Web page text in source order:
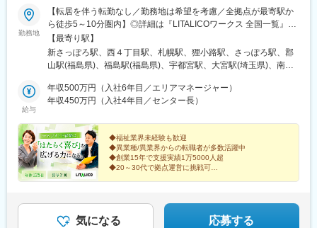
※資格取得に必要な外部講習や試験は出社扱い・費用全額支給し全
面的にバックアップいたします。
■キャリアアップの流れ（例）
・1年目：初任者研修取得。基礎的な介護技術を身に付ける。
・2,3年目：実務者研修終了。後輩指導にも関わる存在へ。
・3年目以降：介護福祉士取得。現場リーダーやサービス提供責任
者へ。
・5年目以降：計画作成担当やケアマネージャーなど、専門職とし
■1日のスケジュール（例）
8：00 事業所へ出勤、訪問先の確認と準備
9：00 A様宅 デイサービスの送り出し
10：30 B様宅 掃除・洗濯
15：00 D様宅 排泄介助・掃除
勤務地
【転居を伴う転勤なし／勤務地は希望を考慮／全拠点が最寄駅か
ら徒歩5～10分圏内】◎詳細は『LITALICOワークス 全国一覧』の
検索でご確認いただけます。■北海道：札幌、函館■福島県：福
島、郡山■栃木県：宇都宮■埼玉県：さいたま、和光、所沢、越
谷、草加、朝霞■千葉県：千葉、柏、船橋、松戸、市原■東京都：
横須賀、大和、厚木■静岡県：静岡、浜松、富士■愛知県：名古
屋、春日井、尾張旭、豊明、一宮、豊田、岡崎■新潟県：新潟■富
宇治■岡山県：倉敷■広島県：広島、福山■熊本県：熊本■福岡県：
久留米※上記には新規開設予定（住所未確定）の拠点もございま
す。※上記以外の拠点希望も歓迎※別拠点（ご希望エリア内）での
ご案内になる可能性あり※受動喫煙対策：屋内全面禁煙★全国に拠
点があり事例も豊富！共通の相談チャットで、拠点を超えて相談
【最寄り駅】
新さっぽろ駅、西４丁目駅、札幌駅、狸小路駅、さっぽろ駅、郡
山駅(福島県)、福島駅(福島県)、宇都宮駅、大宮駅(埼玉県)、南与
柏駅、西船橋駅、松戸駅、水道橋駅、錦糸町駅、岩本町駅、日暮
里駅(舎人ライナー)、葛西駅、新板橋駅、亀有駅、新小岩駅、向原
中目黒駅、南新宿駅、新宿御苑前駅、京王八王子駅、三鷹駅、府
中駅(東京都)、立川南駅、立川北駅、センター南駅、新横浜駅、関
内駅、桜木町駅、戸塚駅、京急川崎駅、川崎駅、二俣川駅、本厚
木駅、新潟駅、新静岡駅、浜松駅、丸の内駅(愛知県)、名鉄名古屋
駅、久屋大通駅、岩塚駅、高蔵寺駅、藤が丘駅(愛知県)、八事駅、
崎駅、北新地駅、大阪梅田駅(阪急線)、西梅田駅、西中島南方駅、
石橋阪大前駅、京都河原町駅、烏丸御池駅、大宮駅(京都府)、京都
給与
年収500万円（入社6年目／エリアマネージャー）
年収450万円（入社4年目／センター長）
◆福祉業界未経験も歓迎
◆異業種/異業界からの転職者が多数活躍中
◆創業15年で支援実績1万5000人超
◆20～30代で拠点運営に挑戦可
気になる 応募する